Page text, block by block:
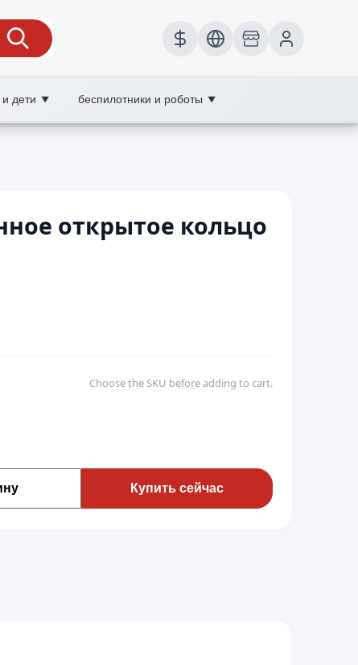
дети ▼ беспилотники и роботы ▼
открытое кольцо
Choose the SKU before adding to cart.
Купить сейчас